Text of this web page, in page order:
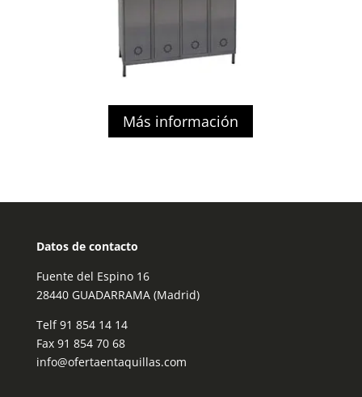
Más información
Datos de contacto
Fuente del Espino 16
28440 GUADARRAMA (Madrid)
Telf91 854 14 14
Fax 91 854 70 68
info@ofertaentaquillas.com